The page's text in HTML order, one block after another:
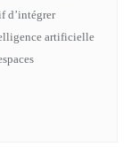
d’intégrer
artificielle